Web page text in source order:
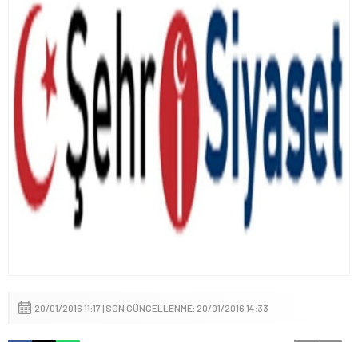
MHP’li Feti Yıldız Duyurdu: Kanun Teklifi Adalet
Komisyonunda Kabul Edildi
20/01/2016 11:17 | SON GÜNCELLENME: 20/01/2016 14:33